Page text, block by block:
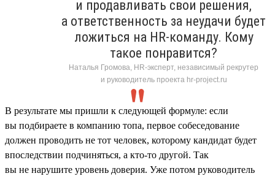
и продавливать свои решения,
а ответственность за неудачи будет
ложиться на HR-команду. Кому
такое понравится?
Наталья Громова, HR-эксперт, независимый рекрутер
и руководитель проекта hr-project.ru
В результате мы пришли к следующей формуле: если
вы подбираете в компанию топа, первое собеседование
должен проводить не тот человек, которому кандидат будет
впоследствии подчиняться, а кто-то другой. Так
вы не нарушите уровень доверия. Уже потом руководитель